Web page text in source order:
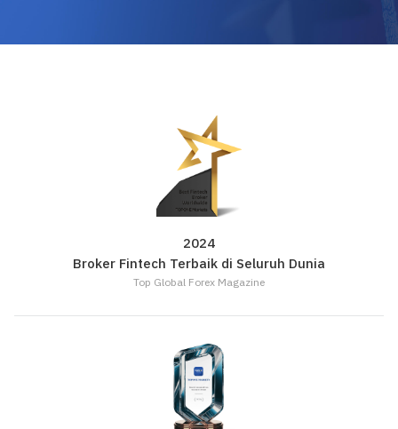
Muat turun Aplikasi
|
2024
Broker Fintech Terbaik di Seluruh Dunia
Top Global Forex Magazine